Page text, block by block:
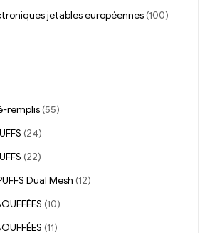
jetables européennes (100)
remplis (55)
(24)
(22)
Dual Mesh (12)
(10)
(11)